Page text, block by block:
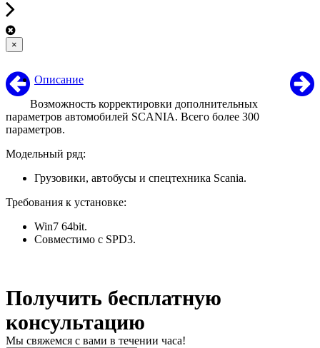
×
Описание
Возможность корректировки дополнительных
параметров автомобилей SCANIA. Всего более 300
параметров.
Модельный ряд:
Грузовики, автобусы и спецтехника Scania.
Требования к установке:
Win7 64bit.
Совместимо с SPD3.
Получить бесплатную
консультацию
Мы свяжемся с вами в течении часа!